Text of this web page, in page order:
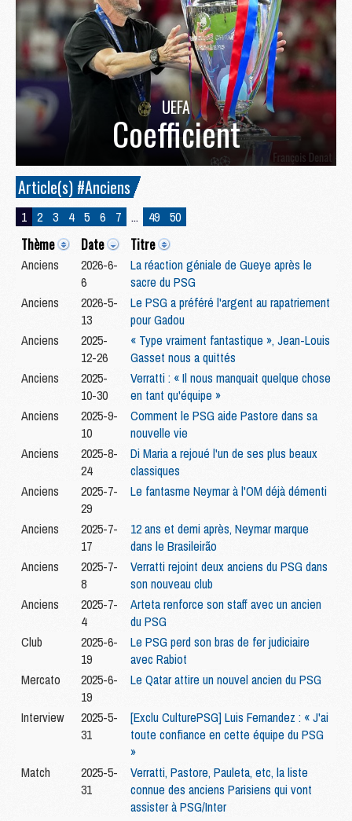
UEFA
Coefficient
Article(s) #Anciens
1 2 3 4 5 6 7 ... 49 50
Thème Date Titre
Anciens
2026-6-
6
La réaction géniale de Gueye après le
sacre du PSG
Anciens
2026-5-
13
Le PSG a préféré l'argent au rapatriement
pour Gadou
Anciens
2025-
12-26
« Type vraiment fantastique », Jean-Louis
Gasset nous a quittés
Anciens
2025-
10-30
Verratti : « Il nous manquait quelque chose
en tant qu'équipe »
Anciens
2025-9-
10
Comment le PSG aide Pastore dans sa
nouvelle vie
Anciens
2025-8-
24
Di Maria a rejoué l'un de ses plus beaux
classiques
Anciens
2025-7-
29
Le fantasme Neymar à l'OM déjà démenti
Anciens
2025-7-
17
12 ans et demi après, Neymar marque
dans le Brasileirão
Anciens
2025-7-
8
Verratti rejoint deux anciens du PSG dans
son nouveau club
Anciens
2025-7-
4
Arteta renforce son staff avec un ancien
du PSG
Club
2025-6-
19
Le PSG perd son bras de fer judiciaire
avec Rabiot
Mercato
2025-6-
19
Le Qatar attire un nouvel ancien du PSG
Interview
2025-5-
31
[Exclu CulturePSG] Luis Fernandez : « J'ai
toute confiance en cette équipe du PSG
»
Match
2025-5-
31
Verratti, Pastore, Pauleta, etc, la liste
connue des anciens Parisiens qui vont
assister à PSG/Inter